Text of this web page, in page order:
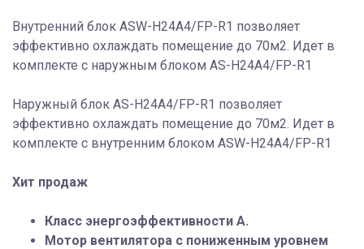
Внутренний блок ASW-H24A4/FP-R1 позволяет
эффективно охлаждать помещение до 70м2. Идет в
комплекте с наружным блоком AS-H24A4/FP-R1
Наружный блок AS-H24A4/FP-R1 позволяет
эффективно охлаждать помещение до 70м2. Идет в
комплекте с внутренним блоком ASW-H24A4/FP-R1
Хит продаж
Класс энергоэффективности A.
Мотор вентилятора с пониженным уровнем